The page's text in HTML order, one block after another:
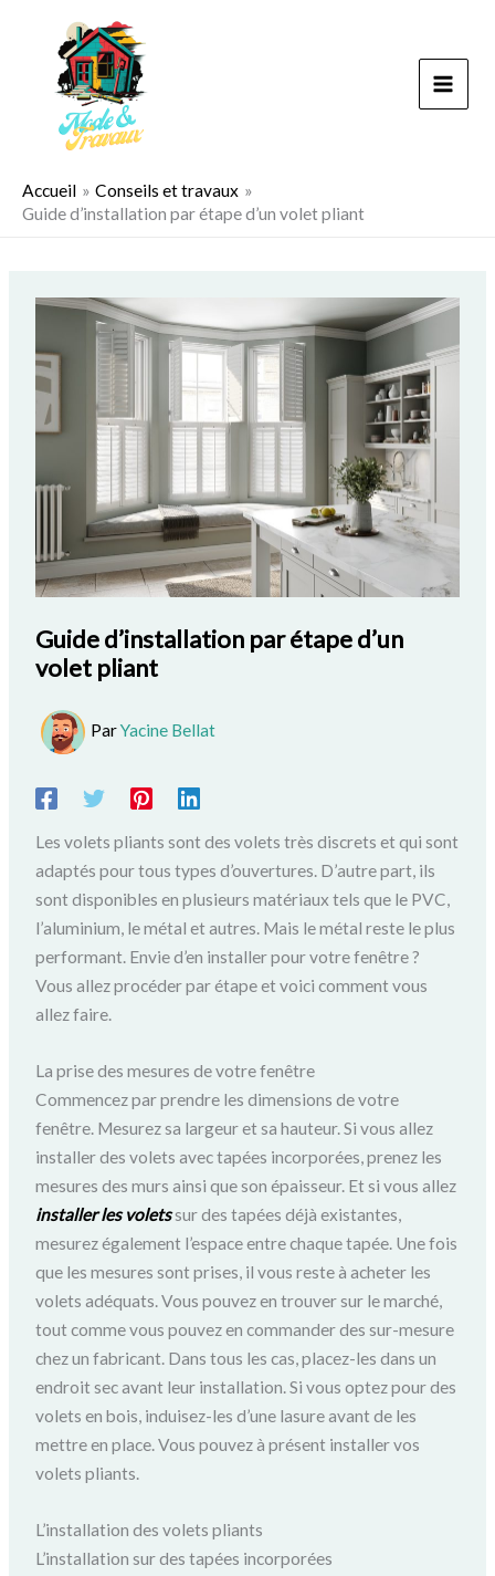
Accueil
Conseils et travaux
Guide d’installation par étape d’un volet pliant
Guide d’installation par étape d’un
volet pliant
ParYacine Bellat
Les volets pliants sont des volets très discrets et qui sont
adaptés pour tous types d’ouvertures. D’autre part, ils
sont disponibles en plusieurs matériaux tels que le PVC,
l’aluminium, le métal et autres. Mais le métal reste le plus
performant. Envie d’en installer pour votre fenêtre ?
Vous allez procéder par étape et voici comment vous
allez faire.
La prise des mesures de votre fenêtre
Commencez par prendre les dimensions de votre
fenêtre. Mesurez sa largeur et sa hauteur. Si vous allez
installer des volets avec tapées incorporées, prenez les
mesures des murs ainsi que son épaisseur. Et si vous allez
installer les voletssur des tapées déjà existantes,
mesurez également l’espace entre chaque tapée. Une fois
que les mesures sont prises, il vous reste à acheter les
volets adéquats. Vous pouvez en trouver sur le marché,
tout comme vous pouvez en commander des sur-mesure
chez un fabricant. Dans tous les cas, placez-les dans un
endroit sec avant leur installation. Si vous optez pour des
volets en bois, induisez-les d’une lasure avant de les
mettre en place. Vous pouvez à présent installer vos
volets pliants.
L’installation des volets pliants
L’installation sur des tapées incorporées